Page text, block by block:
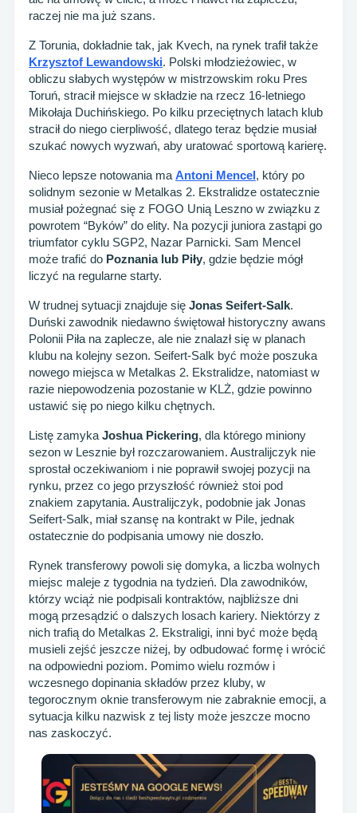
raczej nie ma już szans.
Z Torunia, dokładnie tak, jak Kvech, na rynek trafił także
Krzysztof Lewandowski. Polski młodzieżowiec, w
obliczu słabych występów w mistrzowskim roku Pres
Toruń, stracił miejsce w składzie na rzecz 16-letniego
Mikołaja Duchińskiego. Po kilku przeciętnych latach klub
stracił do niego cierpliwość, dlatego teraz będzie musiał
szukać nowych wyzwań, aby uratować sportową karierę.
Nieco lepsze notowania ma Antoni Mencel, który po
solidnym sezonie w Metalkas 2. Ekstralidze ostatecznie
musiał pożegnać się z FOGO Unią Leszno w związku z
powrotem “Byków” do elity. Na pozycji juniora zastąpi go
triumfator cyklu SGP2, Nazar Parnicki. Sam Mencel
może trafić do Poznania lub Piły, gdzie będzie mógł
liczyć na regularne starty.
W trudnej sytuacji znajduje się Jonas Seifert-Salk.
Duński zawodnik niedawno świętował historyczny awans
Polonii Piła na zaplecze, ale nie znalazł się w planach
klubu na kolejny sezon. Seifert-Salk być może poszuka
nowego miejsca w Metalkas 2. Ekstralidze, natomiast w
razie niepowodzenia pozostanie w KLŻ, gdzie powinno
ustawić się po niego kilku chętnych.
Listę zamyka Joshua Pickering, dla którego miniony
sezon w Lesznie był rozczarowaniem. Australijczyk nie
sprostał oczekiwaniom i nie poprawił swojej pozycji na
rynku, przez co jego przyszłość również stoi pod
znakiem zapytania. Australijczyk, podobnie jak Jonas
Seifert-Salk, miał szansę na kontrakt w Pile, jednak
ostatecznie do podpisania umowy nie doszło.
Rynek transferowy powoli się domyka, a liczba wolnych
miejsc maleje z tygodnia na tydzień. Dla zawodników,
którzy wciąż nie podpisali kontraktów, najbliższe dni
mogą przesądzić o dalszych losach kariery. Niektórzy z
nich trafią do Metalkas 2. Ekstraligi, inni być może będą
musieli zejść jeszcze niżej, by odbudować formę i wrócić
na odpowiedni poziom. Pomimo wielu rozmów i
wczesnego dopinania składów przez kluby, w
tegorocznym oknie transferowym nie zabraknie emocji, a
sytuacja kilku nazwisk z tej listy może jeszcze mocno
nas zaskoczyć.